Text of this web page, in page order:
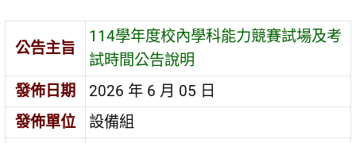
公告主旨
114學年度校內學科能力競賽試場及考
試時間公告說明
發佈日期
2026 年 6 月 05 日
發佈單位
設備組